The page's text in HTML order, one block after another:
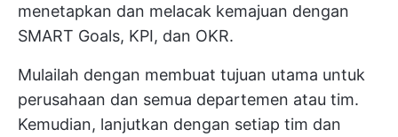
menetapkan dan melacak kemajuan dengan
SMART Goals, KPI, dan OKR.
Mulailah dengan membuat tujuan utama untuk
perusahaan dan semua departemen atau tim.
Kemudian, lanjutkan dengan setiap tim dan